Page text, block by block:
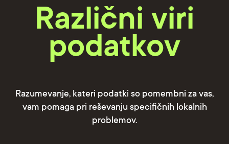
Različni viri
podatkov
Razumevanje, kateri podatki so pomembni za vas,
vam pomaga pri reševanju specifičnih lokalnih
problemov.